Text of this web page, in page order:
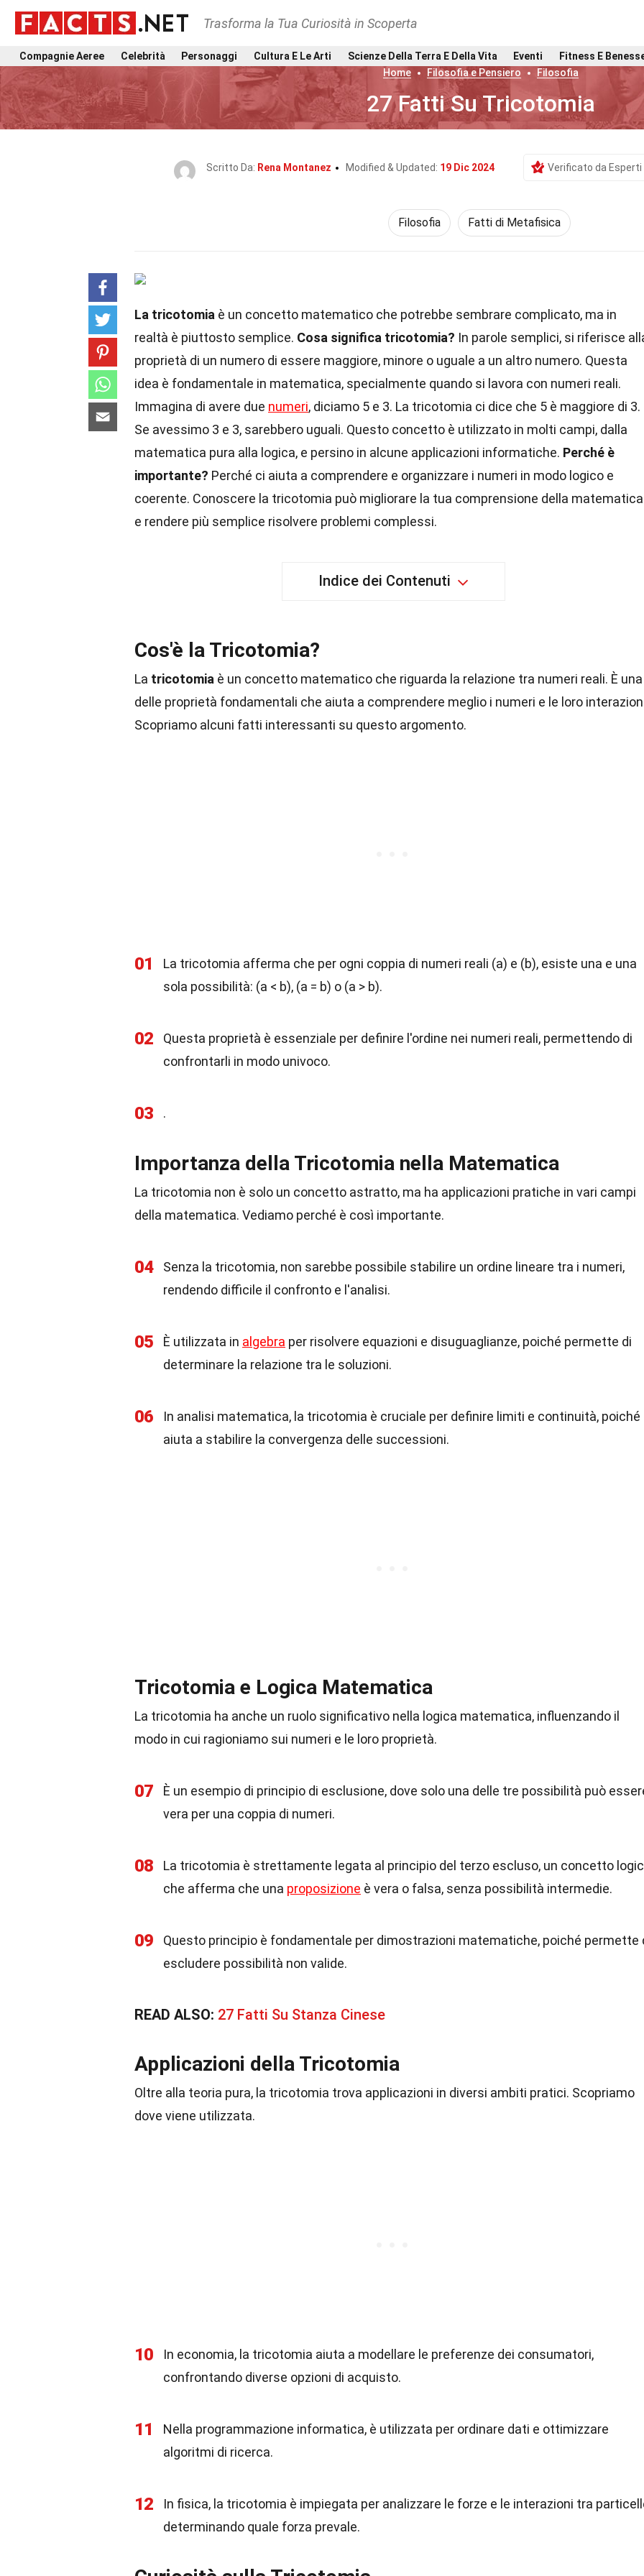
Trasforma la Tua Curiosità in Scoperta
Compagnie Aeree Celebrità Personaggi Cultura E Le Arti Scienze Della Terra E Della Vita Eventi
Fitness E
Home
Filosofia e Pensiero Filosofia
27 Fatti Su Tricotomia
Scritto Da: Rena Montanez Modified & Updated: 19 Dic 2024 Verificato da Esperti
Filosofia Fatti di Metafisica
La tricotomia è un concetto matematico che potrebbe sembrare complicato, ma in
realtà è piuttosto semplice. Cosa significa tricotomia? In parole semplici, si riferisce
proprietà di un numero di essere maggiore, minore o uguale a un altro numero. Questa
idea è fondamentale in matematica, specialmente quando si lavora con numeri reali.
Immagina di avere due numeri, diciamo 5 e 3. La tricotomia ci dice che 5 è maggiore di 3.
Se avessimo 3 e 3, sarebbero uguali. Questo concetto è utilizzato in molti campi, dalla
matematica pura alla logica, e persino in alcune applicazioni informatiche. Perché è
importante? Perché ci aiuta a comprendere e organizzare i numeri in modo logico e
coerente. Conoscere la tricotomia può migliorare la tua comprensione della matematica
e rendere più semplice risolvere problemi complessi.
Indice dei Contenuti
Cos'è la Tricotomia?
La tricotomia è un concetto matematico che riguarda la relazione tra numeri reali. È una
delle proprietà fondamentali che aiuta a comprendere meglio i numeri e le loro
Scopriamo alcuni fatti interessanti su questo argomento.
01
La tricotomia afferma che per ogni coppia di numeri reali (a) e (b), esiste una e una
sola possibilità: (a < b), (a = b) o (a > b).
02
Questa proprietà è essenziale per definire l'ordine nei numeri reali, permettendo di
confrontarli in modo univoco.
03 .
Importanza della Tricotomia nella Matematica
La tricotomia non è solo un concetto astratto, ma ha applicazioni pratiche in vari campi
della matematica. Vediamo perché è così importante.
04
Senza la tricotomia, non sarebbe possibile stabilire un ordine lineare tra i numeri,
rendendo difficile il confronto e l'analisi.
05 È utilizzata in algebra per risolvere equazioni e disuguaglianze, poiché permette di
determinare la relazione tra le soluzioni.
06
In analisi matematica, la tricotomia è cruciale per definire limiti e continuità, poiché
aiuta a stabilire la convergenza delle successioni.
Tricotomia e Logica Matematica
La tricotomia ha anche un ruolo significativo nella logica matematica, influenzando il
modo in cui ragioniamo sui numeri e le loro proprietà.
07
È un esempio di principio di esclusione, dove solo una delle tre possibilità può
vera per una coppia di numeri.
08
La tricotomia è strettamente legata al principio del terzo escluso, un concetto
che afferma che una proposizione è vera o falsa, senza possibilità intermedie.
09
Questo principio è fondamentale per dimostrazioni matematiche, poiché permette
escludere possibilità non valide.
READ ALSO: 27 Fatti Su Stanza Cinese
Applicazioni della Tricotomia
Oltre alla teoria pura, la tricotomia trova applicazioni in diversi ambiti pratici. Scopriamo
dove viene utilizzata.
10
In economia, la tricotomia aiuta a modellare le preferenze dei consumatori,
confrontando diverse opzioni di acquisto.
11
Nella programmazione informatica, è utilizzata per ordinare dati e ottimizzare
algoritmi di ricerca.
12
In fisica, la tricotomia è impiegata per analizzare le forze e le interazioni tra
determinando quale forza prevale.